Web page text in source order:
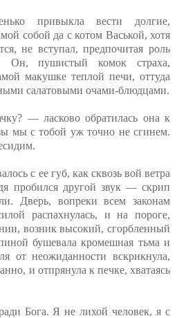
привыкла вести долгие,
собой да с котом Васькой, хотя
не вступал, предпочитая роль
Он, пушистый комок страха,
макушке теплой печи, оттуда
салатовыми очами-блюдцами.
— ласково обратилась она к
мы с тобой уж точно не сгинем.
с ее губ, как сквозь вой ветра
пробился другой звук — скрип
Дверь, вопреки всем законам
распахнулась, и на пороге,
возник высокий, сгорбленный
бушевала кромешная тьма и
от неожиданности вскрикнула,
и отпрянула к печке, хватаясь
Бога. Я не лихой человек, я с